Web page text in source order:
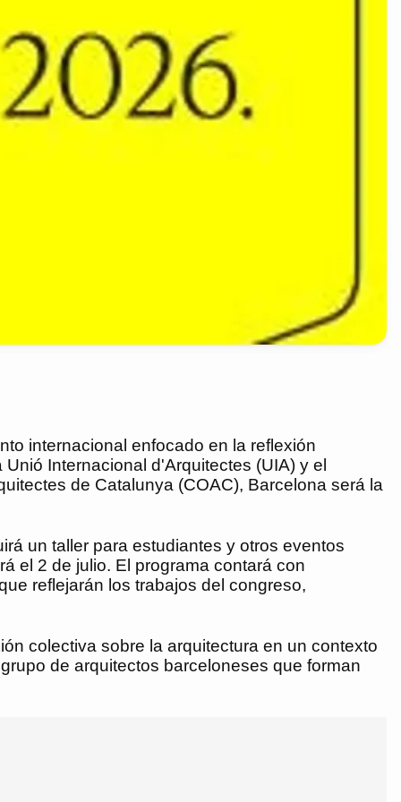
internacional enfocado en la reflexión
Internacional d'Arquitectes (UIA) y el
de Catalunya (COAC), Barcelona será la
un taller para estudiantes y otros eventos
el 2 de julio. El programa contará con
reflejarán los trabajos del congreso,
colectiva sobre la arquitectura en un contexto
de arquitectos barceloneses que forman